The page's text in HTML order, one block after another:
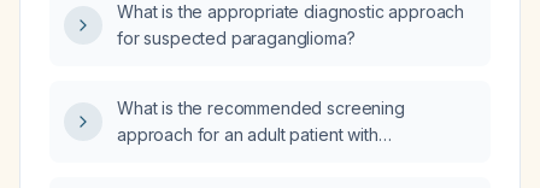
What is the appropriate diagnostic approach
for suspected paraganglioma?
What is the recommended screening
approach for an adult patient with